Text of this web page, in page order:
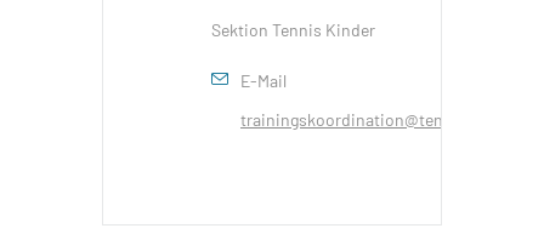
Sektion Tennis Kinder
E-Mail
trainingskoordination@tennisrinn.at